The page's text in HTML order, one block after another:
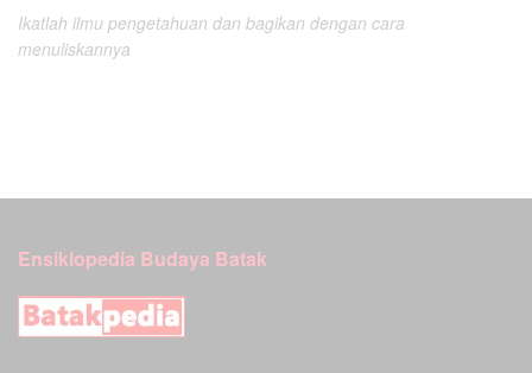
Ikatlah ilmu pengetahuan dan bagikan dengan cara
menuliskannya
Ensiklopedia Budaya Batak